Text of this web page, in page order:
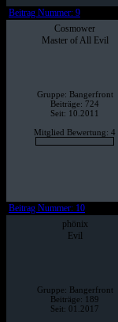
Beitrag Nummer: 9
Cosmower
Master of All Evil
Gruppe: Bangerfront
Beiträge: 724
Seit: 10.2011
Mitglied Bewertung: 4
Beitrag Nummer: 10
phönix
Evil
Gruppe: Bangerfront
Beiträge: 189
Seit: 01.2017